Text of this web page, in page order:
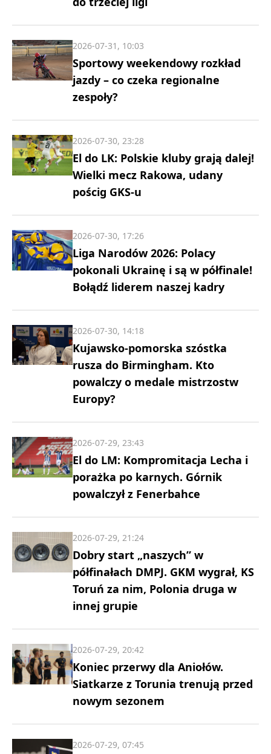
Sportowy weekendowy rozkład
jazdy – co czeka regionalne
zespoły?
2026-07-31, 10:03
El do LK: Polskie kluby grają dalej!
Wielki mecz Rakowa, udany
pościg GKS-u
2026-07-30, 23:28
Liga Narodów 2026: Polacy
pokonali Ukrainę i są w półfinale!
Bołądź liderem naszej kadry
2026-07-30, 17:26
Kujawsko-pomorska szóstka
rusza do Birmingham. Kto
powalczy o medale mistrzostw
Europy?
2026-07-30, 14:18
El do LM: Kompromitacja Lecha i
porażka po karnych. Górnik
powalczył z Fenerbahce
2026-07-29, 23:43
Dobry start „naszych” w
półfinałach DMPJ. GKM wygrał, KS
Toruń za nim, Polonia druga w
innej grupie
2026-07-29, 21:24
Koniec przerwy dla Aniołów.
Siatkarze z Torunia trenują przed
nowym sezonem
2026-07-29, 20:42
2026-07-29, 07:45